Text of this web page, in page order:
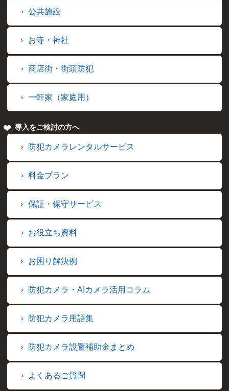
公共施設
お寺・神社
商店街・街頭防犯
一軒家（家庭用）
導入をご検討の方へ
防犯カメラレンタルサービス
料金プラン
保証・保守サービス
お役立ち資料
お困り解決例
防犯カメラ・AIカメラ活用コラム
防犯カメラ用語集
防犯カメラ設置補助金まとめ
よくあるご質問